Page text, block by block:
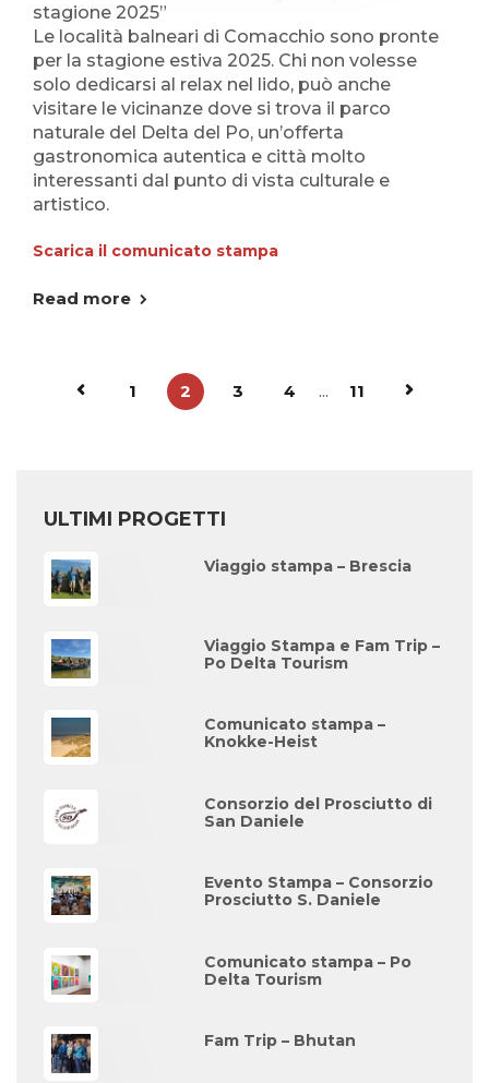
stagione 2025”
Le località balneari di Comacchio sono pronte
per la stagione estiva 2025. Chi non volesse
solo dedicarsi al relax nel lido, può anche
visitare le vicinanze dove si trova il parco
naturale del Delta del Po, un’offerta
gastronomica autentica e città molto
interessanti dal punto di vista culturale e
artistico.
Scarica il comunicato stampa
Read more
1 2 3 4 ... 11
ULTIMI PROGETTI
Viaggio stampa – Brescia
Viaggio Stampa e Fam Trip –
Po Delta Tourism
Comunicato stampa –
Knokke-Heist
Consorzio del Prosciutto di
San Daniele
Evento Stampa – Consorzio
Prosciutto S. Daniele
Comunicato stampa – Po
Delta Tourism
Fam Trip – Bhutan